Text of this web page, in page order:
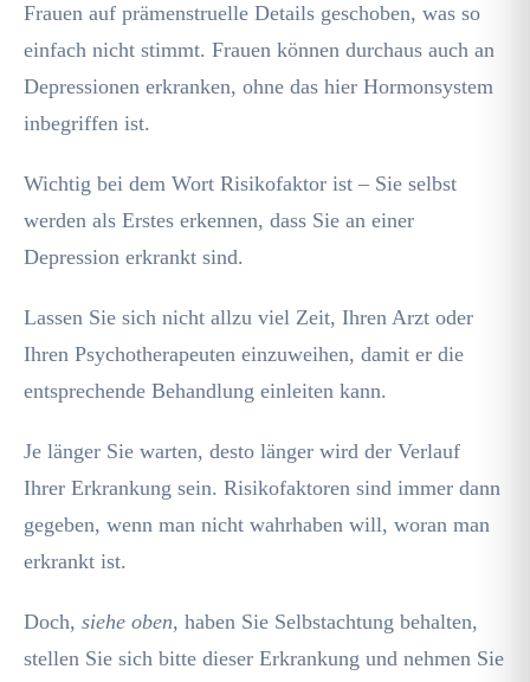
Frauen auf prämenstruelle Details geschoben, was so
einfach nicht stimmt. Frauen können durchaus auch an
Depressionen erkranken, ohne das hier Hormonsystem
inbegriffen ist.
Wichtig bei dem Wort Risikofaktor ist – Sie selbst
werden als Erstes erkennen, dass Sie an einer
Depression erkrankt sind.
Lassen Sie sich nicht allzu viel Zeit, Ihren Arzt oder
Ihren Psychotherapeuten einzuweihen, damit er die
entsprechende Behandlung einleiten kann.
Je länger Sie warten, desto länger wird der Verlauf
Ihrer Erkrankung sein. Risikofaktoren sind immer dann
gegeben, wenn man nicht wahrhaben will, woran man
erkrankt ist.
Doch, siehe oben, haben Sie Selbstachtung behalten,
stellen Sie sich bitte dieser Erkrankung und nehmen Sie